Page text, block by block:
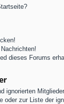
dieses Forums
ignorierten
oder zur Liste der